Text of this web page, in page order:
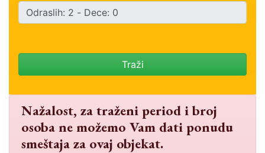
Traži
Nažalost, za traženi period i broj
osoba ne možemo Vam dati ponudu
smeštaja za ovaj objekat.